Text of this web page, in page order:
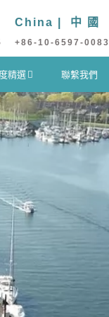
China | 中 國
+86-10-6597-0083
精選 聯繫我們